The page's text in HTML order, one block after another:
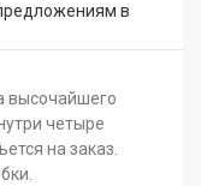
в
высочайшего
четыре
на заказ.